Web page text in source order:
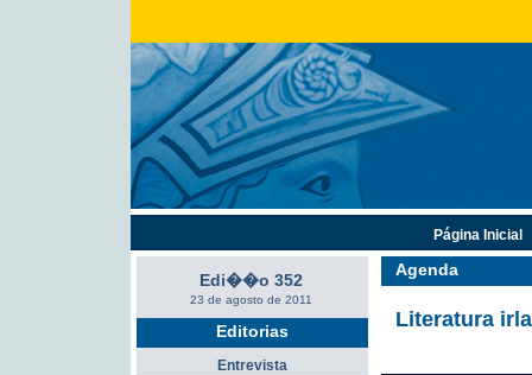
Agenda
Literatura
Edi��o 352
23 de agosto de 2011
Editorias
Entrevista
Página Inicial